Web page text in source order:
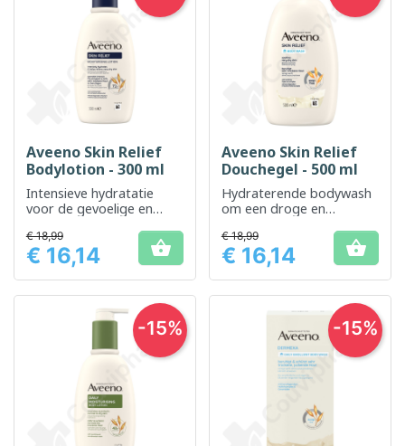
Aveeno Skin Relief
Bodylotion - 300 ml
Intensieve hydratatie
voor de gevoelige en
Prijs
€ 18,99
€ 16,14 
Aveeno Skin Relief
Douchegel - 500 ml
Hydraterende bodywash
om een ​​droge en
verzachten en te
verzachten
Prijs
€ 18,99
€ 16,14 
-15% -15%